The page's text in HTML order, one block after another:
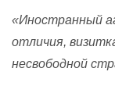
«Иностранный
отличия,
несвободной